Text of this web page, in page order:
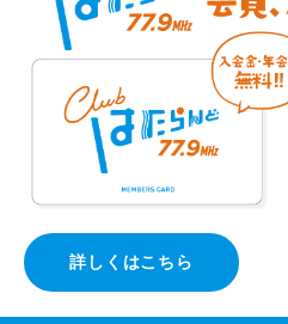
詳しくはこちら